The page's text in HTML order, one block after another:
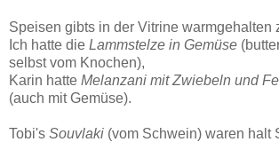
Speisen gibts in der Vitrine warmgehalten
Ich hatte die Lammstelze in Gemüse
selbst vom Knochen),
Karin hatte Melanzani mit Zwiebeln und
(auch mit Gemüse).
Tobi's Souvlaki (vom Schwein) waren halt